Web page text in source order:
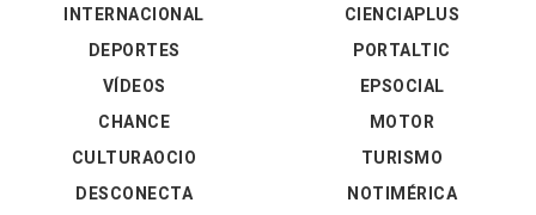
INTERNACIONAL
DEPORTES
VÍDEOS
CIENCIAPLUS
PORTALTIC
EPSOCIAL
CHANCE
CULTURAOCIO
DESCONECTA
MOTOR
TURISMO
NOTIMÉRICA